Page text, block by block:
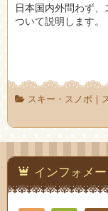
日本国内外問わず
ついて説明します。
スキー・スノボ |
インフォメ